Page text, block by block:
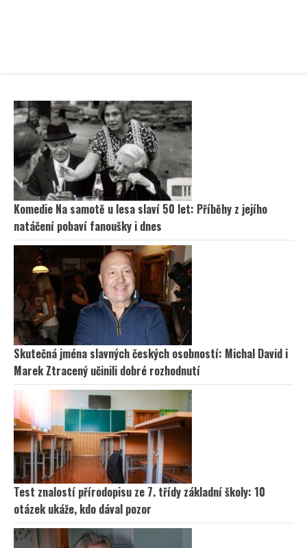
Komedie Na samotě u lesa slaví 50 let: Příběhy z jejího
natáčení pobaví fanoušky i dnes
Skutečná jména slavných českých osobností: Michal David i
Marek Ztracený učinili dobré rozhodnutí
Test znalostí přírodopisu ze 7. třídy základní školy: 10
otázek ukáže, kdo dával pozor